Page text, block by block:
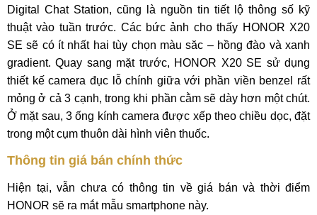
Digital Chat Station, cũng là nguồn tin tiết lộ thông số kỹ
thuật vào tuần trước. Các bức ảnh cho thấy HONOR X20
SE sẽ có ít nhất hai tùy chọn màu săc – hồng đào và xanh
gradient. Quay sang mặt trước, HONOR X20 SE sử dụng
thiết kế camera đục lỗ chính giữa với phần viền benzel rất
mỏng ở cả 3 cạnh, trong khi phần cằm sẽ dày hơn một chút.
Ở mặt sau, 3 ống kính camera được xếp theo chiều dọc, đặt
trong một cụm thuôn dài hình viên thuốc.
Thông tin giá bán chính thức
Hiện tại, vẫn chưa có thông tin về giá bán và thời điểm
HONOR sẽ ra mắt mẫu smartphone này.